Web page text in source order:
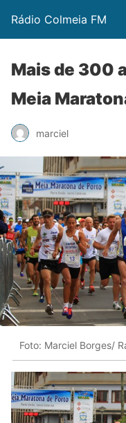
Rádio Colmeia FM
Mais de 300
Meia
marciel
Foto: Marciel Borges/